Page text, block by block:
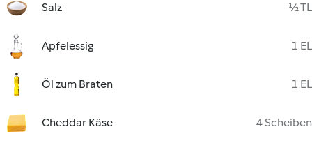
Salz ½ TL
Apfelessig 1 EL
Öl zum Braten 1 EL
Cheddar Käse 4 Scheiben